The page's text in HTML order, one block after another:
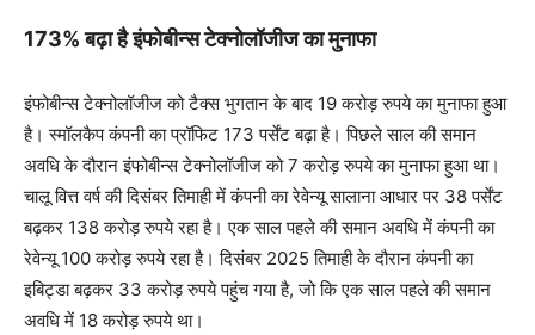
173% बढ़ा है इंफोबीन्स टेक्नोलॉजीज का मुनाफा
इंफोबीन्स टेक्नोलॉजीज को टैक्स भुगतान के बाद 19 करोड़ रुपये का मुनाफा हुआ
है। स्मॉलकैप कंपनी का प्रॉफिट 173 पर्सेंट बढ़ा है। पिछले साल की समान
अवधि के दौरान इंफोबीन्स टेक्नोलॉजीज को 7 करोड़ रुपये का मुनाफा हुआ था।
चालू वित्त वर्ष की दिसंबर तिमाही में कंपनी का रेवेन्यू सालाना आधार पर 38 पर्सेंट
बढ़कर 138 करोड़ रुपये रहा है। एक साल पहले की समान अवधि में कंपनी का
रेवेन्यू 100 करोड़ रुपये रहा है। दिसंबर 2025 तिमाही के दौरान कंपनी का
इबिट्डा बढ़कर 33 करोड़ रुपये पहुंच गया है, जो कि एक साल पहले की समान
अवधि में 18 करोड़ रुपये था।